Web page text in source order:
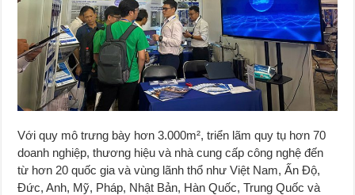
Với quy mô trưng bày hơn 3.000m², triển lãm quy tụ hơn 70
doanh nghiệp, thương hiệu và nhà cung cấp công nghệ đến
từ hơn 20 quốc gia và vùng lãnh thổ như Việt Nam, Ấn Độ,
Đức, Anh, Mỹ, Pháp, Nhật Bản, Hàn Quốc, Trung Quốc và